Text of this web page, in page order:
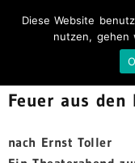
Feuer aus den
nach Ernst Toller
Diese Website
nutzen, gehen